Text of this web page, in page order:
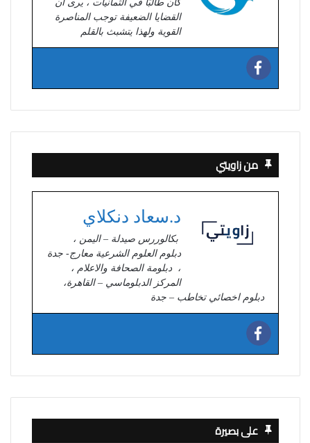
كان طالبًا في الثمانيات ، يرى أن
القضايا الضعيفة توجب المناصرة
القوية ولهذا يتشبث بالقلم
من زاويتي
د.سعاد دنكلاي
بكالوررس صيدلة – اليمن ،
دبلوم العلوم الشرعية معارج- جدة
، دبلومة الصحافة والاعلام ،
المركز الدبلوماسي – القاهرة،
دبلوم اخصائي تخاطب – جدة
على بصيرة